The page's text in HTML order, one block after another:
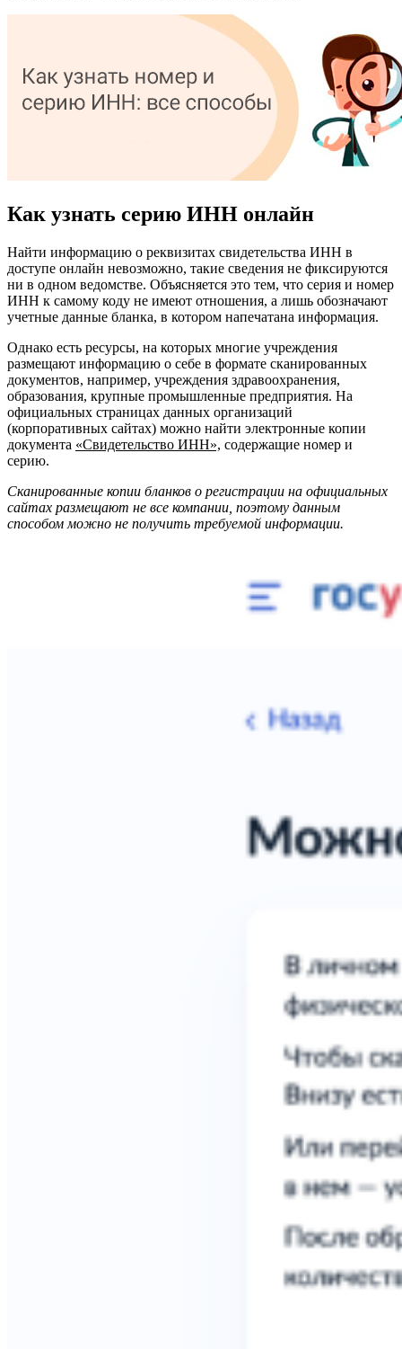
Как узнать серию ИНН онлайн
Найти информацию о реквизитах свидетельства ИНН в
доступе онлайн невозможно, такие сведения не фиксируются
ни в одном ведомстве. Объясняется это тем, что серия и номер
ИНН к самому коду не имеют отношения, а лишь обозначают
учетные данные бланка, в котором напечатана информация.
Однако есть ресурсы, на которых многие учреждения
размещают информацию о себе в формате сканированных
документов, например, учреждения здравоохранения,
образования, крупные промышленные предприятия. На
официальных страницах данных организаций
(корпоративных сайтах) можно найти электронные копии
документа «Свидетельство ИНН», содержащие номер и
серию.
Сканированные копии бланков о регистрации на официальных
сайтах размещают не все компании, поэтому данным
способом можно не получить требуемой информации.